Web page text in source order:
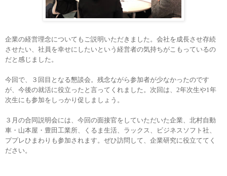
企業の経営理念についてもご説明いただきました。 会社を成長させ存続
させたい、社員を幸せにしたいという経営者の気持ちがこもっているの
だと感じました。
今回で、３回目となる懇談会。残念ながら参加者が少なかったのです
が、今後の就活に役立ったと言ってくれました。 次回は、2年次生や1年
次生にも参加をしっかり促しましょう。
３ 月の合同説明会には、今回の面接官をしていただいた企業、北村自動
車・山本屋・豊田工業所 、くるま生活、ラックス、ビジネスソフト社、
ププレひまわりも参加されます。 ぜひ訪問して、企業研究に役立ててく
ださい。